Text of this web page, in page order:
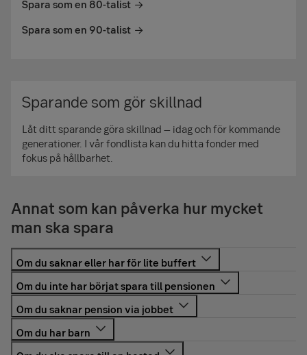
Spara som en 80-talist
Spara som en 90-talist
Sparande som gör skillnad
Låt ditt sparande göra skillnad – idag och för kommande
generationer. I vår fondlista kan du hitta fonder med
fokus på hållbarhet.
Annat som kan påverka hur mycket
man ska spara
Om du saknar lättåtkomliga pengar för oförutsedda
utgifter, en så kallad buffert, är det bra att spara ihop till
en sådan på ett sparkonto innan du börjar spara på längre
sikt. En buffert bör ligga på 1–2 månadslöner före skatt
beroende på din livssituation.
En bra målsättning är att spara 5 procent av lönen före
skatt under hela arbetslivet, men om du börjat spara sent
eller saknar tjänstepension i din anställning bör du sätta
av mer. Hur mycket du ska spara beror på hur mycket du
Du som saknar pension via din arbetsgivare, en så kallad
tjänstepension, eller inte har arbetat heltid hela
Ett regelbundet sparande för dina barn kan ge dem en bra